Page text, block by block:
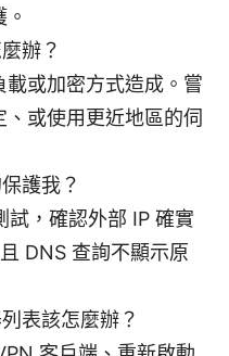
辦？
或加密方式造成。嘗
或使用更近地區的伺
護我？
試，確認外部 IP 確實
DNS 查詢不顯示原
表該怎麼辦？